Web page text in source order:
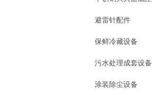
避雷针配件
保鲜冷藏设备
污水处理成套设备
涂装除尘设备